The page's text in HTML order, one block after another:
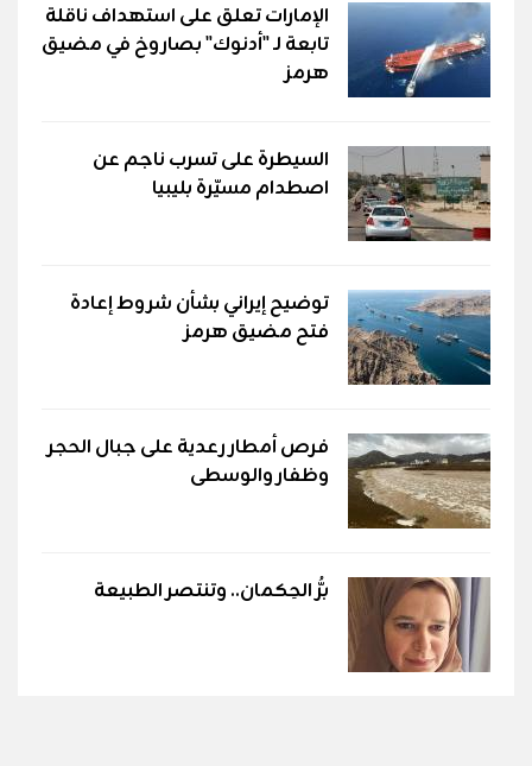
الإمارات تعلق على استهداف ناقلة
تابعة لـ "أدنوك" بصاروخ في مضيق
هرمز
السيطرة على تسرب ناجم عن
اصطدام مسيّرة بليبيا
توضيح إيراني بشأن شروط إعادة
فتح مضيق هرمز
فرص أمطار رعدية على جبال الحجر
وظفار والوسطى
برُّ الحِكمان.. وتنتصر الطبيعة